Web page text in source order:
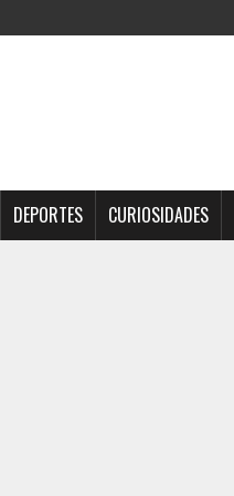
DEPORTES CURIOSIDADES